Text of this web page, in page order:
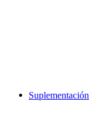
Suplementación